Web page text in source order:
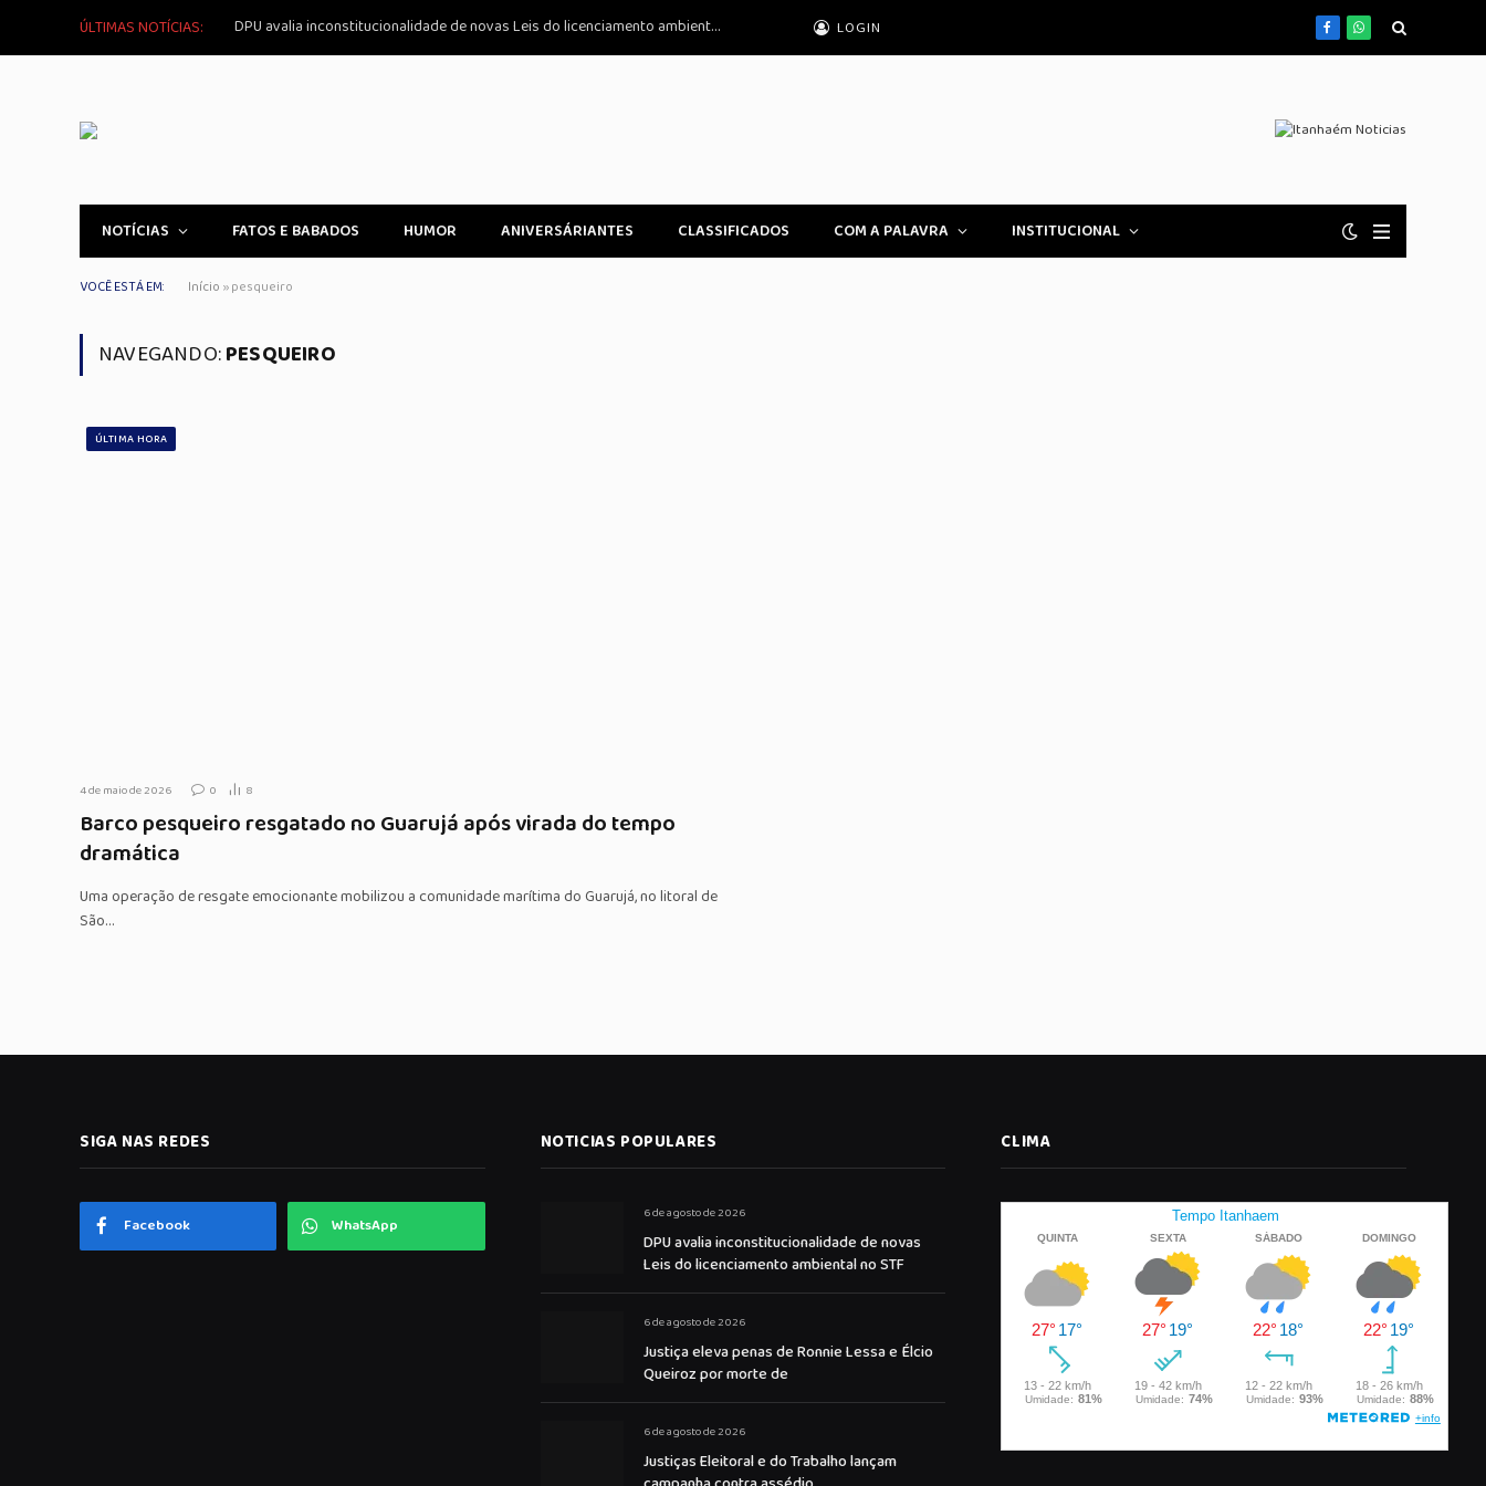
ÚLTIMAS NOTÍCIAS: DPU avalia inconstitucionalidade de novas Leis do licenciamento ambiental no STF LOGIN FacebookWhatsApp
NOTÍCIAS FATOS E BABADOS HUMOR ANIVERSÁRIANTES CLASSIFICADOS COM A PALAVRA INSTITUCIONAL
VOCÊ ESTÁ EM: Início »pesqueiro
NAVEGANDO:PESQUEIRO
ÚLTIMA HORA
4 de maio de 2026 0 8
Barco pesqueiro resgatado no Guarujá após virada do tempo
dramática
Uma operação de resgate emocionante mobilizou a comunidade marítima do Guarujá, no litoral de
São…
SIGA NAS REDES
Facebook WhatsApp
NOTICIAS POPULARES
6 de agosto de 2026
DPU avalia inconstitucionalidade de novas
Leis do licenciamento ambiental no STF
6 de agosto de 2026
Justiça eleva penas de Ronnie Lessa e Élcio
Queiroz por morte de
6 de agosto de 2026
Justiças Eleitoral e do Trabalho lançam
CLIMA